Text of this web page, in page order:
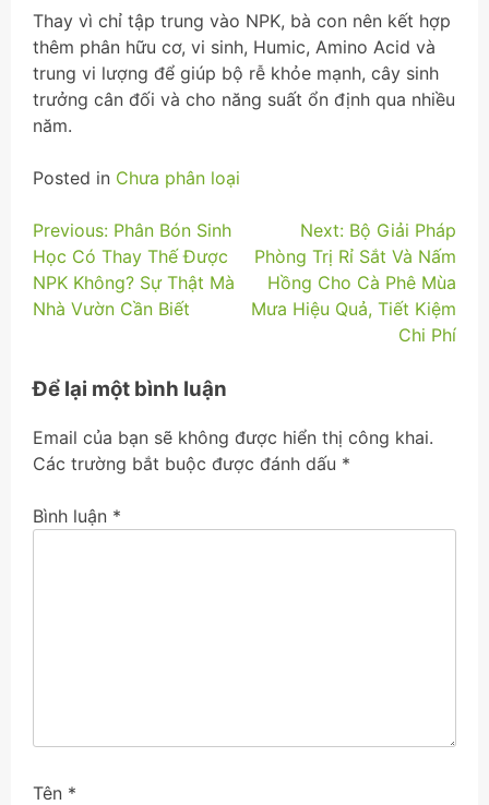
Thay vì chỉ tập trung vào NPK, bà con nên kết hợp
thêm phân hữu cơ, vi sinh, Humic, Amino Acid và
trung vi lượng để giúp bộ rễ khỏe mạnh, cây sinh
trưởng cân đối và cho năng suất ổn định qua nhiều
năm.
Posted in Chưa phân loại
Điều
hướng
bài
Previous: Phân Bón Sinh
Học Có Thay Thế Được
NPK Không? Sự Thật Mà
Nhà Vườn Cần Biết
Next: Bộ Giải Pháp
Phòng Trị Rỉ Sắt Và Nấm
Hồng Cho Cà Phê Mùa
Mưa Hiệu Quả, Tiết Kiệm
Chi Phí
Để lại một bình luận
Email của bạn sẽ không được hiển thị công khai.
Các trường bắt buộc được đánh dấu *
Bình luận *
Tên *